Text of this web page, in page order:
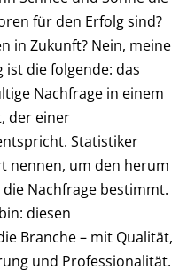
für den Erfolg sind?
in Zukunft? Nein, meine
ist die folgende: das
Nachfrage in einem
der einer
Statistiker
nennen, um den herum
Nachfrage bestimmt.
diesen
Branche – mit Qualität,
und Professionalität.